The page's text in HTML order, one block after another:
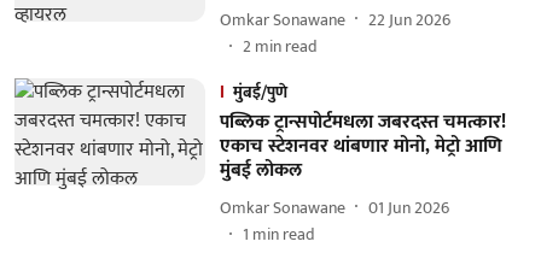
Omkar Sonawane
22 Jun 2026
2min read
मुंबई/पुणे
पब्लिक ट्रान्सपोर्टमधला जबरदस्त चमत्कार!
एकाच स्टेशनवर थांबणार मोनो, मेट्रो आणि
मुंबई लोकल
Omkar Sonawane
01 Jun 2026
1 min read